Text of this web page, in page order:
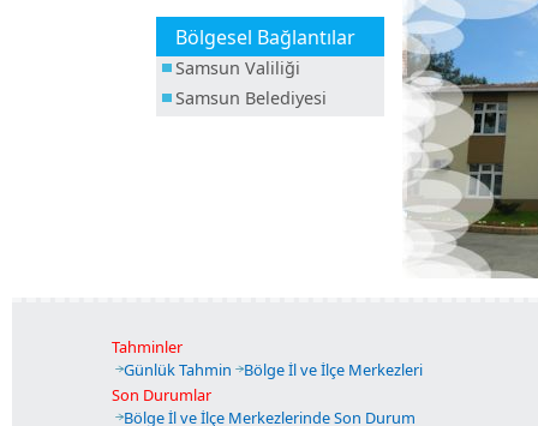
Bölgesel Bağlantılar
Samsun Valiliği
Samsun Belediyesi
Tahminler
Günlük Tahmin
Bölge İl ve İlçe Merkezleri
Son Durumlar
Bölge İl ve İlçe Merkezlerinde Son Durum